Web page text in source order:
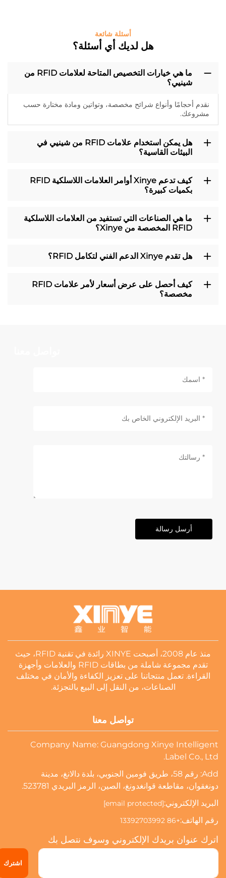
أسئلة شائعة
هل لديك أي أسئلة؟
ما هي خيارات التخصيص المتاحة لعلامات RFID من
شينيي؟
نقدم أحجامًا وأنواع شرائح مخصصة، وتواتين ومادة مختارة حسب
مشروعك.
هل يمكن استخدام علامات RFID من شينيي في
البيئات القاسية؟
كيف تدعم Xinye أوامر العلامات اللاسلكية RFID
بكميات كبيرة؟
ما هي الصناعات التي تستفيد من العلامات اللاسلكية
RFID المخصصة من Xinye؟
هل تقدم Xinye الدعم الفني لتكامل RFID؟
كيف أحصل على عرض أسعار لأمر علامات RFID
مخصصة؟
أرسل رسالة
منذ عام 2008، أصبحت XINYE رائدة في تقنية RFID، حيث
تقدم مجموعة شاملة من بطاقات RFID والعلامات وأجهزة
القراءة. تعمل منتجاتنا على تعزيز الكفاءة والأمان في مختلف
الصناعات، من النقل إلى البيع بالتجزئة.
تواصل معنا
Company Name: Guangdong Xinye Intelligent
Label Co., Ltd.
Add: رقم 58، طريق فومين الجنوبي، بلدة دالانغ، مدينة
دونغقوان، مقاطعة قوانغدونغ، الصين، الرمز البريدي 523781.
البريد الإلكتروني:[email protected]
رقم الهاتف:+86 13392703992
اترك عنوان بريدك الإلكتروني وسوف نتصل بك
اشترك